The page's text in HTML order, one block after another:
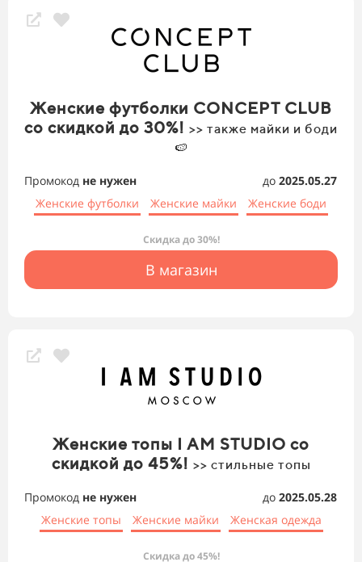
Женские футболки CONCEPT CLUB
со скидкой до 30%! >> также майки и боди
🍉
Промокод не нужен до 2025.05.27
Женские футболки
Женские майки Женские боди
Скидка до 30%!
В магазин
Женские топы I AM STUDIO со
скидкой до 45%! >> стильные топы
Промокод не нужен до 2025.05.28
Женские топы
Женские майки Женская одежда
Скидка до 45%!